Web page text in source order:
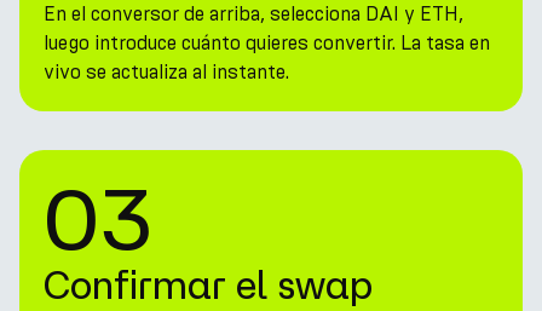
En el conversor de arriba, selecciona DAI y ETH,
luego introduce cuánto quieres convertir. La tasa en
vivo se actualiza al instante.
03
Confirmar el swap